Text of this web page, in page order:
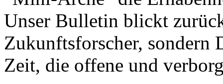
Unser Bulletin blickt
Zukunftsforscher, sondern
Zeit, die offene und